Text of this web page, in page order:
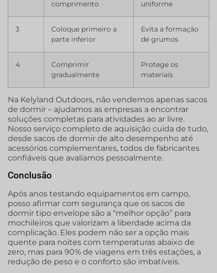
comprimento
uniforme
3
Coloque primeiro a
parte inferior
Evita a formação
de grumos
4
Comprimir
gradualmente
Protege os
materiais
Na Kelyland Outdoors, não vendemos apenas sacos
de dormir – ajudamos as empresas a encontrar
soluções completas para atividades ao ar livre.
Nosso serviço completo de aquisição cuida de tudo,
desde sacos de dormir de alto desempenho até
acessórios complementares, todos de fabricantes
confiáveis que avaliamos pessoalmente.
Conclusão
Após anos testando equipamentos em campo,
posso afirmar com segurança que os sacos de
dormir tipo envelope são a “melhor opção” para
mochileiros que valorizam a liberdade acima da
complicação. Eles podem não ser a opção mais
quente para noites com temperaturas abaixo de
zero, mas para 90% de viagens em três estações, a
redução de peso e o conforto são imbatíveis.